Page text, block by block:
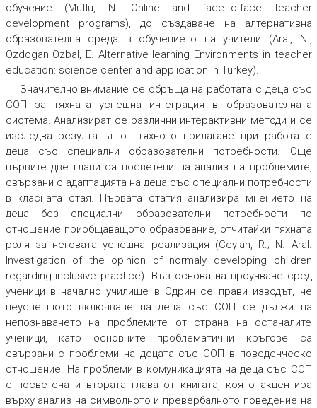
обучение (Mutlu, N. Online and face-to-face teacher
development programs), до създаване на алтернативна
образователна среда в обучението на учители (Aral, N.,
Ozdogan Ozbal, E. Alternative learning Environments in teacher
education: science center and application in Turkey).
Значително внимание се обръща на работата с деца със
СОП за тяхната успешна интеграция в образователната
система. Анализират се различни интерактивни методи и се
изследва резултатът от тяхното прилагане при работа с
деца със специални образователни потребности. Още
първите две глави са посветени на анализ на проблемите,
свързани с адаптацията на деца със специални потребности
в класната стая. Първата статия анализира мнението на
деца без специални образователни потребности по
отношение приобщаващото образование, отчитайки тяхната
роля за неговата успешна реализация (Ceylan, R.; N. Aral.
Investigation of the opinion of normaly developing children
regarding inclusive practice). Въз основа на проучване сред
ученици в начално училище в Одрин се прави изводът, че
неуспешното включване на деца със СОП се дължи на
непознаването на проблемите от страна на останалите
ученици, като основните проблематични кръгове са
свързани с проблеми на децата със СОП в поведенческо
отношение. На проблеми в комуникацията на деца със СОП
е посветена и втората глава от книгата, която акцентира
върху анализ на символното и превербалното поведение на